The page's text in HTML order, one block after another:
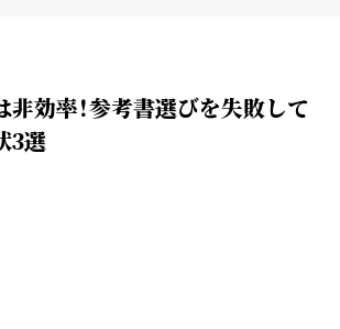
効率！参考書選びを失敗して
3選